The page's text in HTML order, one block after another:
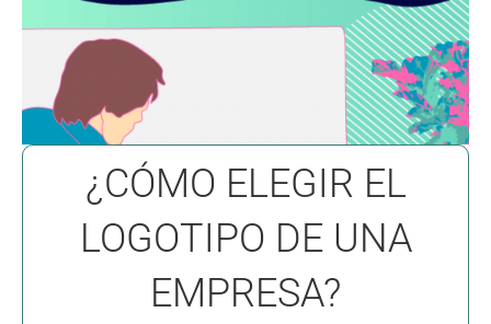
¿CÓMO ELEGIR EL
LOGOTIPO DE UNA
EMPRESA?